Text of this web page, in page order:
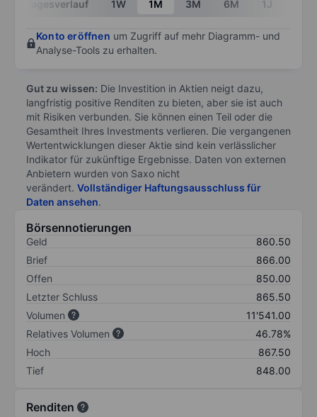
Tagesverlauf 1W 1M 3M 6M 1J
Konto eröffnen um Zugriff auf mehr Diagramm- und
Analyse-Tools zu erhalten.
Gut zu wissen: Die Investition in Aktien neigt dazu,
langfristig positive Renditen zu bieten, aber sie ist auch
mit Risiken verbunden. Sie können einen Teil oder die
Gesamtheit Ihres Investments verlieren. Die vergangenen
Wertentwicklungen dieser Aktie sind kein verlässlicher
Indikator für zukünftige Ergebnisse. Daten von externen
Anbietern wurden von Saxo nicht
verändert. Vollständiger Haftungsausschluss für
Daten ansehen.
Börsennotierungen
Geld
860.50
Brief
866.00
Offen
850.00
Letzter Schluss
865.50
Volumen
11'541.00
Relatives Volumen
46.78%
Hoch
867.50
Tief
848.00
Renditen